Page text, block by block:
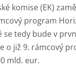
komise (EK)
program
se tedy bude v
o již 9. rámcový
mld. eur.